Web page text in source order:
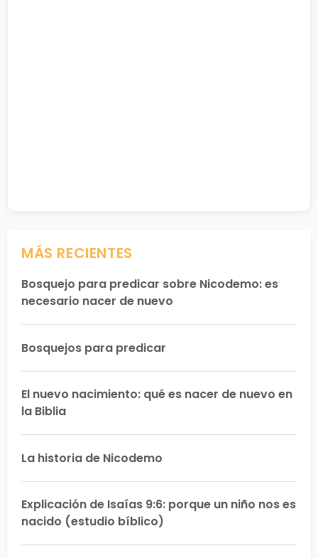
MÁS RECIENTES
Bosquejo para predicar sobre Nicodemo: es
necesario nacer de nuevo
Bosquejos para predicar
El nuevo nacimiento: qué es nacer de nuevo en
la Biblia
La historia de Nicodemo
Explicación de Isaías 9:6: porque un niño nos es
nacido (estudio bíblico)